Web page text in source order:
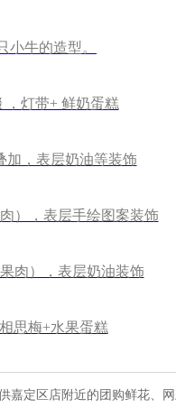
小牛的造型。
，灯带+ 鲜奶蛋糕
加，表层奶油等装饰
），表层手绘图案装饰
肉），表层奶油装饰
思梅+水果蛋糕
定区店附近的团购鲜花、